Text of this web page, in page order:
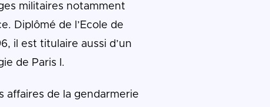
militaires notamment
Diplômé de l’Ecole de
il est titulaire aussi d’un
de Paris I.
affaires de la gendarmerie